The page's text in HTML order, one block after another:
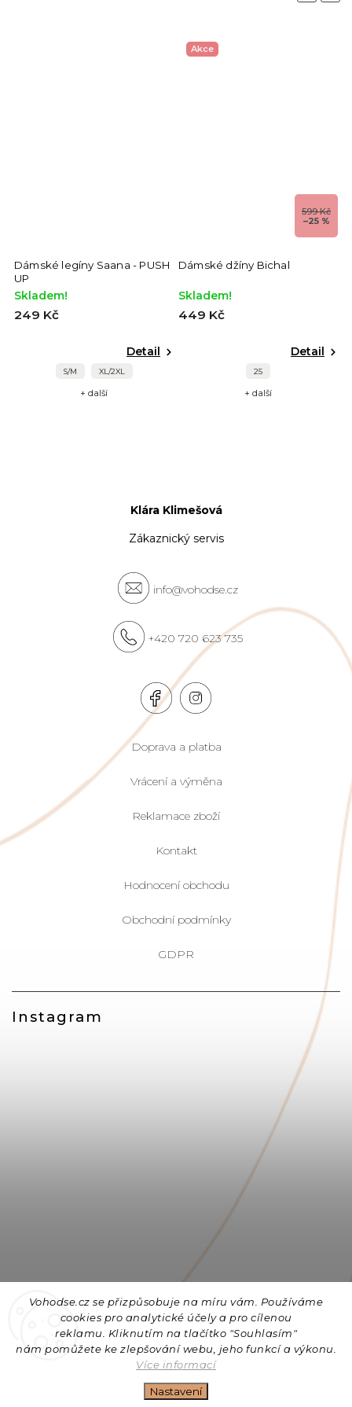
Vohodse.cz se přizpůsobuje na míru vám. Používáme
cookies pro analytické účely a pro cílenou
reklamu. Kliknutím na tlačítko "Souhlasím"
nám pomůžete ke zlepšování webu, jeho funkcí a výkonu.
Více informací
Nastavení
Dámské legíny Saana - PUSH
UP
Skladem!
249 Kč
Detail
S/M XL/2XL
+ další
Akce
599 Kč
–25 %
Dámské džíny Bichal
Skladem!
449 Kč
Detail
25
+ další
Instagram
Sledovat na Instagramu
Klára Klimešová
Zákaznický servis
info@vohodse.cz
+420 720 623 735
Doprava a platba
Vrácení a výměna
Reklamace zboží
Kontakt
Hodnocení obchodu
Obchodní podmínky
GDPR